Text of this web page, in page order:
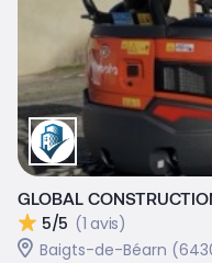
GLOBAL
5/5 (1 avis)
Baigts-de-Béarn